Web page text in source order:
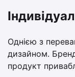
Однією з
дизайном.
продукт